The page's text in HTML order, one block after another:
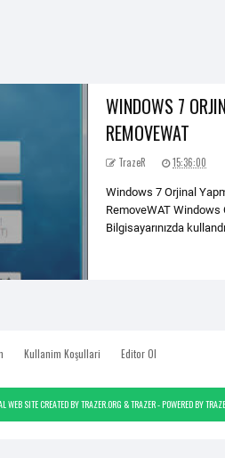
WINDOWS 7
REMOVEWAT
TrazeR 15:36:00
Windows 7 Orjinal
RemoveWAT Windows
Bilgisayarınızda
Kullanim Koşullari Editor Ol
WEB SITECREATED BYTRAZER.ORG &TRAZER- POWERED BY